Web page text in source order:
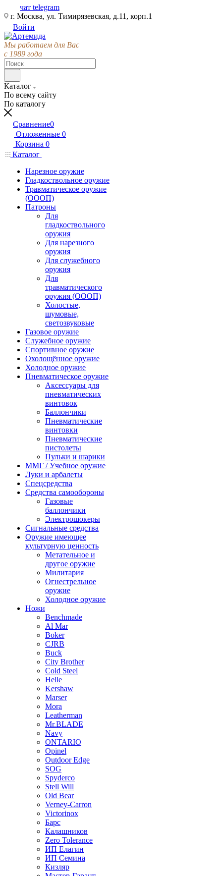
чат telegram
г. Москва, ул. Тимирязевская, д.11, корп.1
Войти
Мы работаем для Вас
с 1989 года
Каталог
По всему сайту
По каталогу
Сравнение0
Отложенные 0
Корзина 0
Каталог
Нарезное оружие
Гладкоствольное оружие
Травматическое оружие
(ОООП)
Патроны
Для
гладкоствольного
оружия
Для нарезного
оружия
Для служебного
оружия
Для
травматического
оружия (ОООП)
Холостые,
шумовые,
светозвуковые
Газовое оружие
Служебное оружие
Спортивное оружие
Охолощённое оружие
Холодное оружие
Пневматическое оружие
Аксессуары для
пневматических
винтовок
Баллончики
Пневматические
винтовки
Пневматические
пистолеты
Пульки и шарики
ММГ / Учебное оружие
Луки и арбалеты
Спецсредства
Средства самообороны
Газовые
баллончики
Электрошокеры
Сигнальные средства
Оружие имеющее
культурную ценность
Метательное и
другое оружие
Милитария
Огнестрельное
оружие
Холодное оружие
Ножи
Benchmade
Al Mar
Boker
CJRB
Buck
City Brother
Cold Steel
Helle
Kershaw
Marser
Mora
Leatherman
Mr.BLADE
Navy
ONTARIO
Opinel
Outdoor Edge
SOG
Spyderco
Stell Will
Old Bear
Verney-Carron
Victorinox
Барс
Калашников
Zero Tolerance
ИП Елагин
ИП Семина
Кизляр